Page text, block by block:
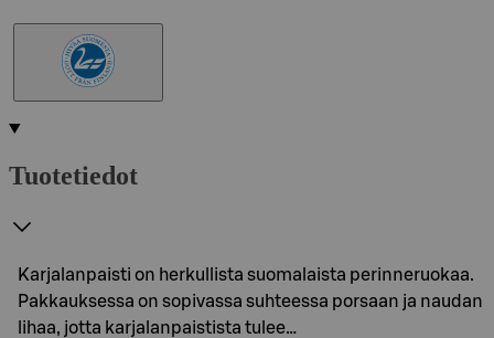
Tuotetiedot
Karjalanpaisti on herkullista suomalaista perinneruokaa.
Pakkauksessa on sopivassa suhteessa porsaan ja naudan
lihaa, jotta karjalanpaistista tulee…